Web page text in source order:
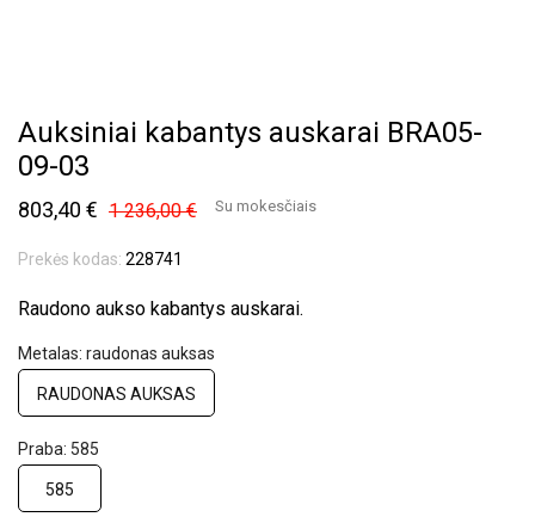
Auksiniai kabantys auskarai BRA05-
09-03
803,40 € 1 236,00 € Su mokesčiais
Prekės kodas: 228741
Raudono aukso kabantys auskarai.
Metalas: raudonas auksas
RAUDONAS AUKSAS
Praba: 585
585